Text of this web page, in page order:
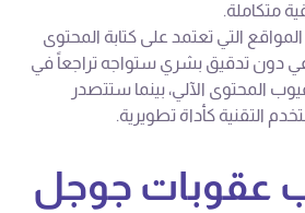
متكاملة.
المواقع التي تعتمد على كتابة المحتوى
دون تدقيق بشري ستواجه تراجعاً في
المحتوى الآلي، بينما ستتصدر
التقنية كأداة تطويرية.
عقوبات جوجل